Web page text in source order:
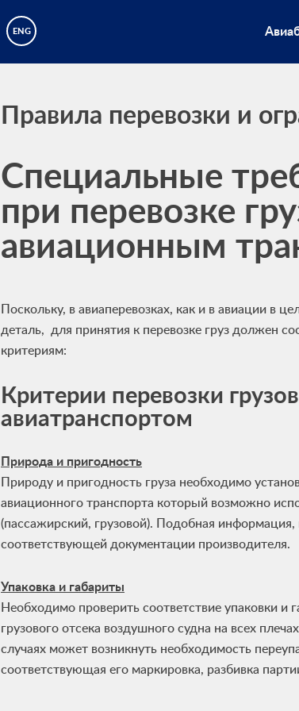
ENG
Правила перевозки и
Специальные
при перевозке
авиационным
Поскольку, в авиаперевозках, как и в авиации в
деталь, для принятия к перевозке груз должен
критериям:
Критерии перевозки грузов
авиатранспортом
Природа и пригодность
Природу и пригодность груза необходимо
авиационного транспорта который возможно
(пассажирский, грузовой). Подобная
соответствующей документации производителя.
Упаковка и габариты
Необходимо проверить соответствие упаковки и
грузового отсека воздушного судна на всех
случаях может возникнуть необходимость
соответствующая его маркировка, разбивка